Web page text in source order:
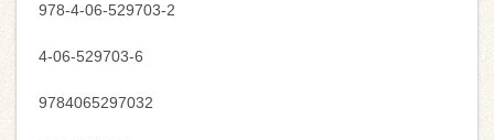
978-4-06-529703-2
4-06-529703-6
9784065297032